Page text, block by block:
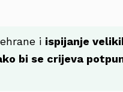
i ispijanje
bi se crijeva